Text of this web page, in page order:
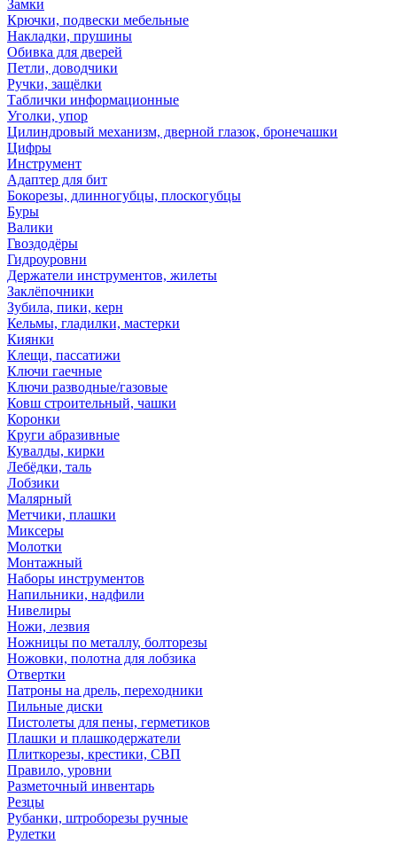
Замки
Крючки, подвески мебельные
Накладки, прушины
Обивка для дверей
Петли, доводчики
Ручки, защёлки
Таблички информационные
Уголки, упор
Цилиндровый механизм, дверной глазок, бронечашки
Цифры
Инструмент
Адаптер для бит
Бокорезы, длинногубцы, плоскогубцы
Буры
Валики
Гвоздодёры
Гидроуровни
Держатели инструментов, жилеты
Заклёпочники
Зубила, пики, керн
Кельмы, гладилки, мастерки
Киянки
Клещи, пассатижи
Ключи гаечные
Ключи разводные/газовые
Ковш строительный, чашки
Коронки
Круги абразивные
Кувалды, кирки
Лебёдки, таль
Лобзики
Малярный
Метчики, плашки
Миксеры
Молотки
Монтажный
Наборы инструментов
Напильники, надфили
Нивелиры
Ножи, лезвия
Ножницы по металлу, болторезы
Ножовки, полотна для лобзика
Отвертки
Патроны на дрель, переходники
Пильные диски
Пистолеты для пены, герметиков
Плашки и плашкодержатели
Плиткорезы, крестики, СВП
Правило, уровни
Разметочный инвентарь
Резцы
Рубанки, штроборезы ручные
Рулетки